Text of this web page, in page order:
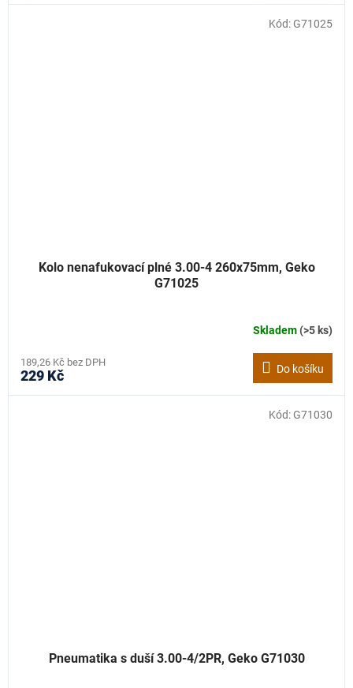
Kolo nenafukovací plné 3.00-4 260x75mm, Geko
G71025
Skladem(>5 ks)
189,26 Kč bez DPH
229 Kč Do košíku
Kód: G71025
Pneumatika s duší 3.00-4/2PR, Geko G71030
Kód: G71030